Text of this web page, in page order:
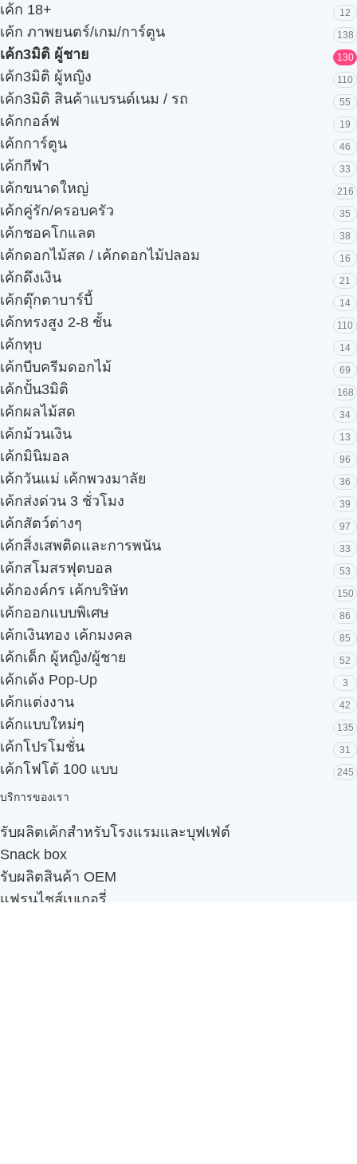
เค้ก 18+ 12
เค้ก ภาพยนตร์/เกม/การ์ตูน 138
เค้ก3มิติ ผู้ชาย 130
เค้ก3มิติ ผู้หญิง 110
เค้ก3มิติ สินค้าแบรนด์เนม / รถ 55
เค้กกอล์ฟ 19
เค้กการ์ตูน 46
เค้กกีฬา 33
เค้กขนาดใหญ่ 216
เค้กคู่รัก/ครอบครัว 35
เค้กชอคโกแลต 38
เค้กดอกไม้สด / เค้กดอกไม้ปลอม 16
เค้กดึงเงิน 21
เค้กตุ๊กตาบาร์บี้ 14
เค้กทรงสูง 2-8 ชั้น 110
เค้กทุบ 14
เค้กบีบครีมดอกไม้ 69
เค้กปั้น3มิติ 168
เค้กผลไม้สด 34
เค้กม้วนเงิน 13
เค้กมินิมอล 96
เค้กวันแม่ เค้กพวงมาลัย 36
เค้กส่งด่วน 3 ชั่วโมง 39
เค้กสัตว์ต่างๆ 97
เค้กสิ่งเสพติดและการพนัน 33
เค้กสโมสรฟุตบอล 53
เค้กองค์กร เค้กบริษัท 150
เค้กออกแบบพิเศษ 86
เค้กเงินทอง เค้กมงคล 85
เค้กเด็ก ผู้หญิง/ผู้ชาย 52
เค้กเด้ง Pop-Up 3
เค้กแต่งงาน 42
เค้กแบบใหม่ๆ 135
เค้กโปรโมชั่น 31
เค้กโฟโต้ 100 แบบ 245
บริการของเรา
รับผลิตเค้กสำหรับโรงแรมและบุฟเฟ่ต์
Snack box
รับผลิตสินค้า OEM
แฟรนไชส์เบเกอรี่